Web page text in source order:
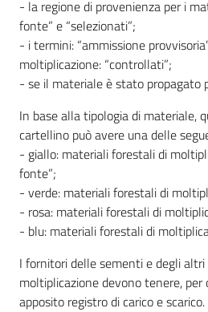
- la regione di provenienza per i
fonte” e “selezionati”;
- i termini: “ammissione
moltiplicazione: “controllati”;
- se il materiale è stato propagato
In base alla tipologia di materiale,
cartellino può avere una delle
- giallo: materiali forestali di
fonte”;
- verde: materiali forestali di
- rosa: materiali forestali di
- blu: materiali forestali di
I fornitori delle sementi e degli
moltiplicazione devono tenere,
apposito registro di carico e scarico.